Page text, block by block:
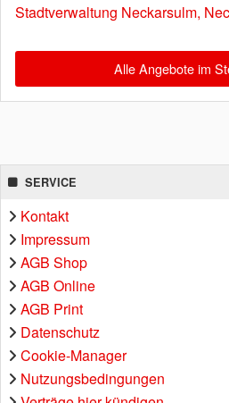
Stadtverwaltung Neckarsulm,
Alle Angebote im
SERVICE
Kontakt
Impressum
AGB Shop
AGB Online
AGB Print
Datenschutz
Cookie-Manager
Nutzungsbedingungen